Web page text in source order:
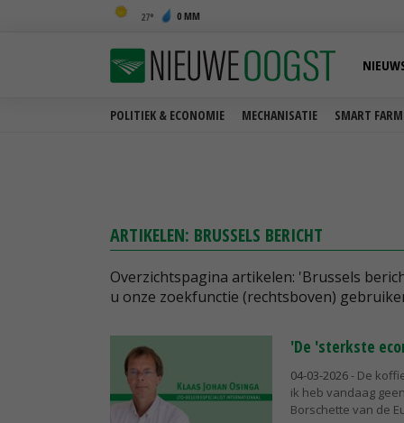
27 0 MM
POLITIEK & ECONOMIE MECHANISATIE SMART
ARTIKELEN: BRUSSELS BERICHT
Overzichtspagina artikelen: 'Brussels
u onze zoekfunctie (rechtsboven)
'De 'sterkste
04-03-2026- De
ik heb vandaag
Borschette van de